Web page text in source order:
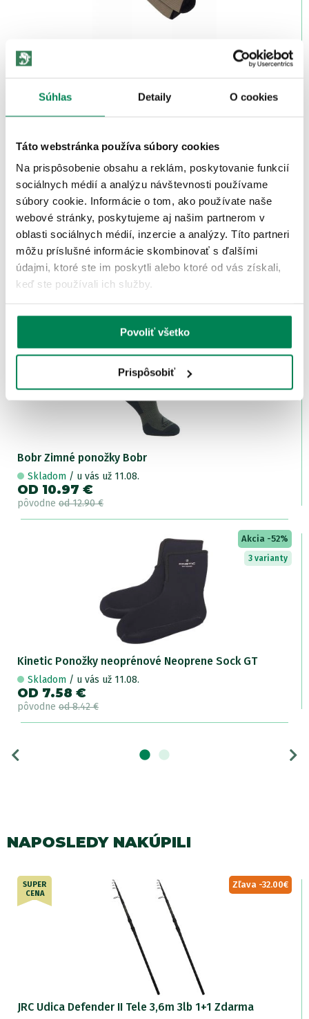
Súhlas Detaily O cookies
Táto webstránka používa súbory cookies
Na prispôsobenie obsahu a reklám, poskytovanie funkcií
sociálnych médií a analýzu návštevnosti používame
súbory cookie. Informácie o tom, ako používate naše
webové stránky, poskytujeme aj našim partnerom v
oblasti sociálnych médií, inzercie a analýzy. Títo partneri
môžu príslušné informácie skombinovať s ďalšími
údajmi, ktoré ste im poskytli alebo ktoré od vás získali,
keď ste používali ich služby.
Povoliť všetko
Prispôsobiť
NASH Ponožky Trainer Socks
Skladom
pôvodneod 10.55 €
VÝPREDAJ
Korda Ponožky Kore Camouflage Waterproof
Skladom/ u vás už 11.08.
OD 27.90 €
5 variantov
Bobr Zimné ponožky Bobr
Skladom / u vás už 11.08.
OD 10.97 €
pôvodne od 12.90 €
Akcia -52%
3 varianty
Kinetic Ponožky neoprénové Neoprene Sock GT
Skladom / u vás už 11.08.
OD 7.58 €
pôvodne od 8.42 €
NAPOSLEDY NAKÚPILI
SUPER
CENA
Zľava -32.00€
JRC Udica Defender II Tele 3,6m 3lb 1+1 Zdarma